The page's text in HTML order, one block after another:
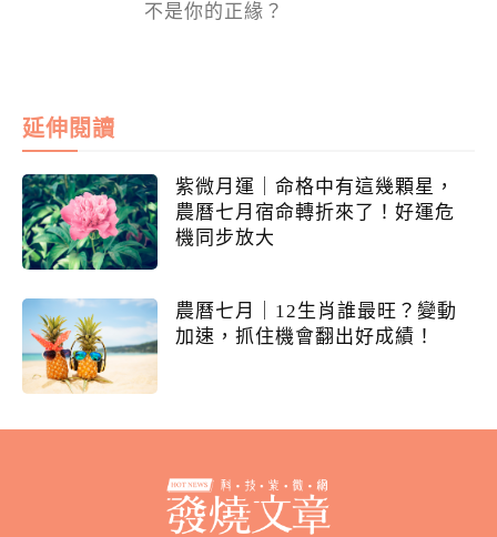
不是你的正緣？
延伸閱讀
紫微月運｜命格中有這幾顆星，
農曆七月宿命轉折來了！好運危
機同步放大
農曆七月｜12生肖誰最旺？變動
加速，抓住機會翻出好成績！